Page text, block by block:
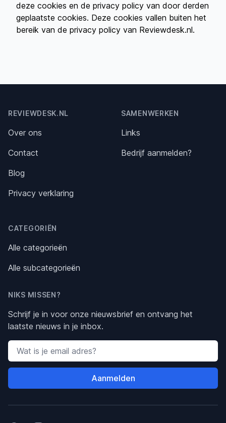
deze cookies en de privacy policy van door derden
geplaatste cookies. Deze cookies vallen buiten het
bereik van de privacy policy van Reviewdesk.nl.
REVIEWDESK.NL
Over ons
Contact
Blog
Privacy verklaring
CATEGORIËN
Alle categorieën
Alle subcategorieën
SAMENWERKEN
Links
Bedrijf aanmelden?
NIKS MISSEN?
Schrijf je in voor onze nieuwsbrief en ontvang het
laatste nieuws in je inbox.
Email address
Aanmelden